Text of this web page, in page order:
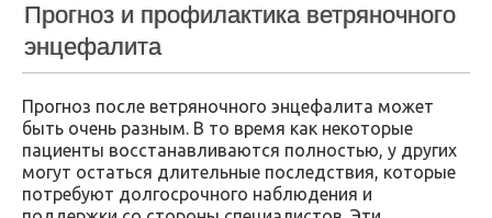
Прогноз и профилактика ветряночного
энцефалита
Прогноз после ветряночного энцефалита может
быть очень разным. В то время как некоторые
пациенты восстанавливаются полностью, у других
могут остаться длительные последствия, которые
потребуют долгосрочного наблюдения и